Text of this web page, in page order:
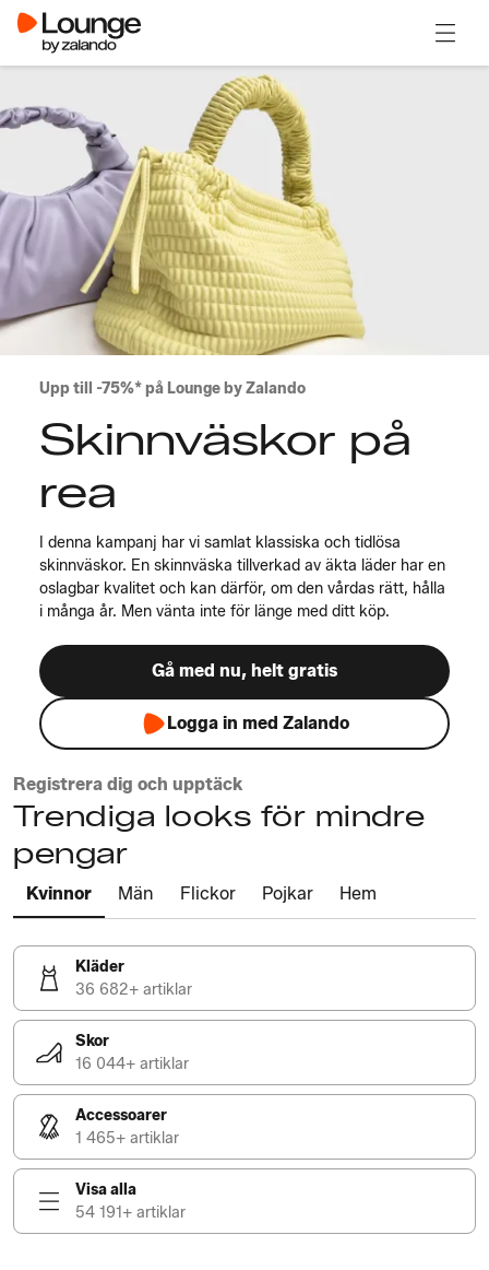
Upp till -75%* på Lounge by Zalando
Skinnväskor på
rea
I denna kampanj har vi samlat klassiska och tidlösa
skinnväskor. En skinnväska tillverkad av äkta läder har en
oslagbar kvalitet och kan därför, om den vårdas rätt, hålla
i många år. Men vänta inte för länge med ditt köp.
Gå med nu, helt gratis
Logga in med Zalando
Registrera dig och upptäck
Trendiga looks för mindre
pengar
Kvinnor Män Flickor Pojkar Hem
Kläder
36 682+ artiklar
Skor
16 044+ artiklar
Accessoarer
1 465+ artiklar
Visa alla
54 191+ artiklar